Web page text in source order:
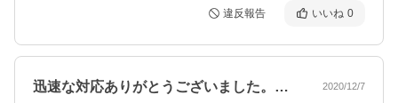
違反報告 いいね 0
迅速な対応ありがとうございました。また… 2020/12/7